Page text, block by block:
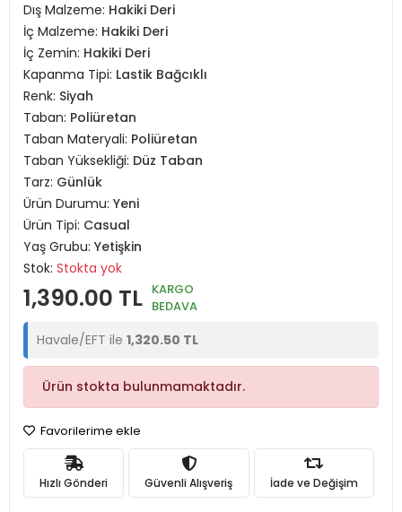
Dış Malzeme: Hakiki Deri
İç Malzeme: Hakiki Deri
İç Zemin: Hakiki Deri
Kapanma Tipi: Lastik Bağcıklı
Renk: Siyah
Taban: Poliüretan
Taban Materyali: Poliüretan
Taban Yüksekliği: Düz Taban
Tarz: Günlük
Ürün Durumu: Yeni
Ürün Tipi: Casual
Yaş Grubu: Yetişkin
Stok: Stokta yok
1,390.00 TL KARGO
BEDAVA
Havale/EFT ile 1,320.50 TL
Ürün stokta bulunmamaktadır.
Favorilerime ekle
Hızlı Gönderi Güvenli Alışveriş İade ve Değişim